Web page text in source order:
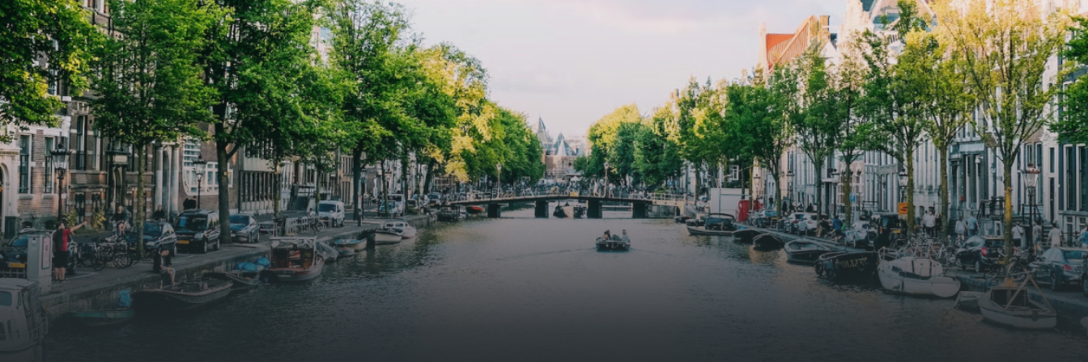
samen goed voor 44 m² aan
leefruimte. De lichte woonkamer
biedt genoeg ruimte voor een
gezellige zithoek én een stijlvolle
eethoek. De keuken is van alle
gemakken voorzien, perfect voor het
bereiden van heerlijke maaltijden.
Vanuit de woonkamer stap je zo het
balkon op, waar je kunt genieten
van een prachtig uitzicht en een
moment van rust. De woning
beschikt over twee comfortabele
slaapkamers van respectievelijk 12,1
m² en 8 m². Beide kamers bieden tal
van mogelijkheden, zoals een fijne
werkplek, een logeerkamer of een
persoonlijke slaapkamer. De
samen goed voor 44 m² aan
leefruimte. De lichte woonkamer
biedt genoeg ruimte voor een
gezellige zithoek én een stijlvolle
eethoek. De keuken is van alle
gemakken voorzien, perfect voor het
bereiden van heerlijke maaltijden.
Vanuit de woonkamer stap je zo het
balkon op, waar je kunt genieten
van een prachtig uitzicht en een
moment van rust. De woning
beschikt over twee comfortabele
slaapkamers van respectievelijk 12,1
m² en 8 m². Beide kamers bieden tal
van mogelijkheden, zoals een fijne
werkplek, een logeerkamer of een
storage and secure bicycle parking
with an elegant lobby with an
elevator and green communal
spaces.The building incorporates
solar panels to generate energy
supply. The windows have solar
control glazing, and the apartments
have climate control driven by a
thermal energy storage system.
Underfloor heating and cooling
environment. The atriums' seasonal
supply. The windows have solar
control glazing, and the apartments
have climate control driven by a
thermal energy storage system.
Underfloor heating and cooling
contribute to a healthy indoor
environment. The atriums' seasonal
green walls provide natural summer
cooling, improved air quality and
acoustics, and are specially
designed to attract native birds and
butterflies.The bright residence
features an efficient and functional
open floor plan, a unique custom
kitchen, a bathroom and fitted
wardrobes. High-grade finishes